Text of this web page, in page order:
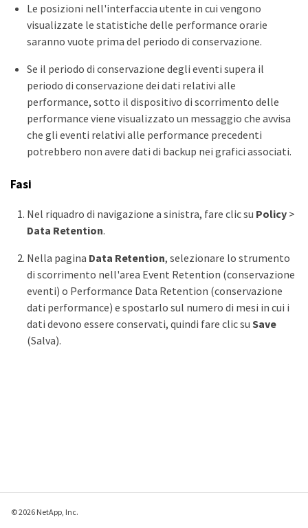
Le posizioni nell'interfaccia utente in cui vengono
visualizzate le statistiche delle performance orarie
saranno vuote prima del periodo di conservazione.
Se il periodo di conservazione degli eventi supera il
periodo di conservazione dei dati relativi alle
performance, sotto il dispositivo di scorrimento delle
performance viene visualizzato un messaggio che avvisa
che gli eventi relativi alle performance precedenti
potrebbero non avere dati di backup nei grafici associati.
Fasi
Nel riquadro di navigazione a sinistra, fare clic su Policy>
Data Retention.
Nella pagina Data Retention, selezionare lo strumento
di scorrimento nell'area Event Retention (conservazione
eventi) o Performance Data Retention (conservazione
dati performance) e spostarlo sul numero di mesi in cui i
dati devono essere conservati, quindi fare clic su Save
(Salva).
© 2026 NetApp, Inc.